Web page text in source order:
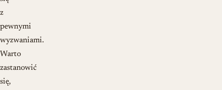
z
pewnymi
wyzwaniami.
Warto
zastanowić
się,